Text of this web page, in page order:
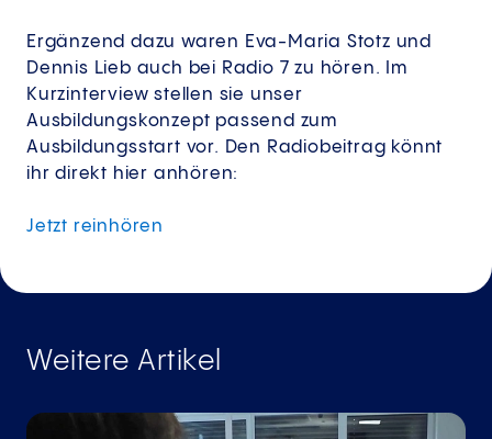
Ergänzend dazu waren Eva-Maria Stotz und
Dennis Lieb auch bei Radio 7 zu hören. Im
Kurzinterview stellen sie unser
Ausbildungskonzept passend zum
Ausbildungsstart vor. Den Radiobeitrag könnt
ihr direkt hier anhören:
Jetzt reinhören
Weitere Artikel